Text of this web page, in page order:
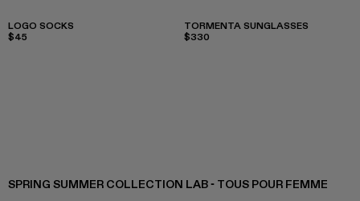
LOGO SOCKS
$45
TORMENTA SUNGLASSES
$330
SPRING SUMMER COLLECTION LAB - TOUS POUR FEMME